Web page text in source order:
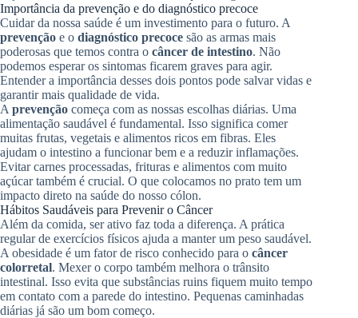
Importância da prevenção e do diagnóstico precoce
Cuidar da nossa saúde é um investimento para o futuro. A
prevenção e o diagnóstico precoce são as armas mais
poderosas que temos contra o câncer de intestino. Não
podemos esperar os sintomas ficarem graves para agir.
Entender a importância desses dois pontos pode salvar vidas e
garantir mais qualidade de vida.
A prevenção começa com as nossas escolhas diárias. Uma
alimentação saudável é fundamental. Isso significa comer
muitas frutas, vegetais e alimentos ricos em fibras. Eles
ajudam o intestino a funcionar bem e a reduzir inflamações.
Evitar carnes processadas, frituras e alimentos com muito
açúcar também é crucial. O que colocamos no prato tem um
impacto direto na saúde do nosso cólon.
Hábitos Saudáveis para Prevenir o Câncer
Além da comida, ser ativo faz toda a diferença. A prática
regular de exercícios físicos ajuda a manter um peso saudável.
A obesidade é um fator de risco conhecido para o câncer
colorretal. Mexer o corpo também melhora o trânsito
intestinal. Isso evita que substâncias ruins fiquem muito tempo
em contato com a parede do intestino. Pequenas caminhadas
diárias já são um bom começo.